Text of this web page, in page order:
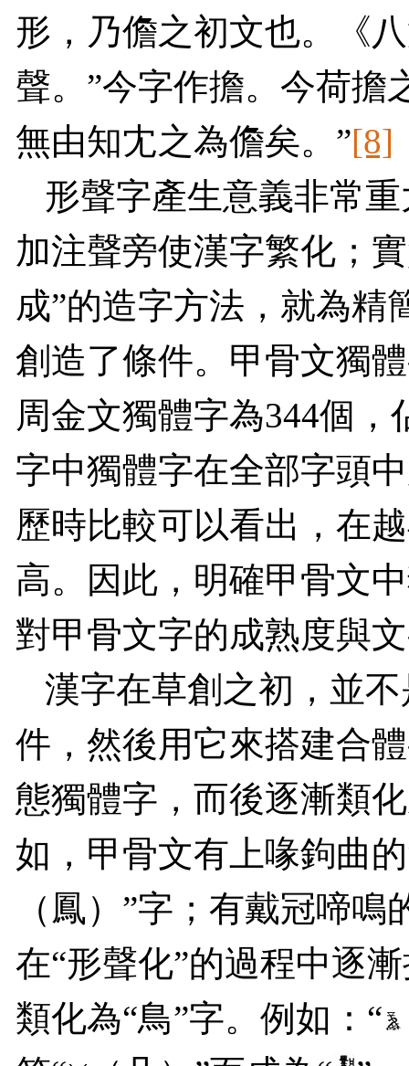
形，乃儋之初文也。《
聲。”今字作擔。今荷擔
無由知冘之為儋矣。”[8]
形聲字產生意義非常
加注聲旁使漢字繁化；
成”的造字方法，就為精
創造了條件。甲骨文獨
周金文獨體字為344個，
字中獨體字在全部字頭
歷時比較可以看出，在
高。因此，明確甲骨文
對甲骨文字的成熟度與
漢字在草創之初，並
件，然後用它來搭建合
態獨體字，而後逐漸類
如，甲骨文有上喙鉤曲
（鳳）”字；有戴冠啼鳴
在“形聲化”的過程中逐
類化為“鳥”字。例如： “